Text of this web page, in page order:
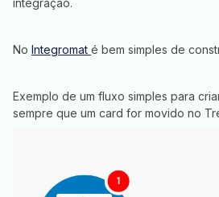
integração.
No Integromat é bem simples de
Exemplo de um fluxo simples para
sempre que um card for movido no